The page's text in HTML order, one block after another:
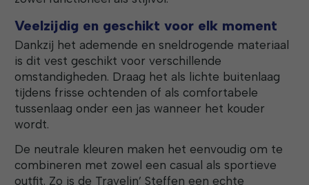
Veelzijdig en geschikt voor elk moment
Dankzij het ademende en sneldrogende materiaal
is dit vest geschikt voor verschillende
omstandigheden. Draag het als lichte buitenlaag
tijdens frisse ochtenden of als comfortabele
tussenlaag onder een jas wanneer het kouder
wordt.
De neutrale kleuren maken het eenvoudig om te
combineren met zowel een casual als sportieve
outfit. Zo is de Travelin’ Steffen een echte